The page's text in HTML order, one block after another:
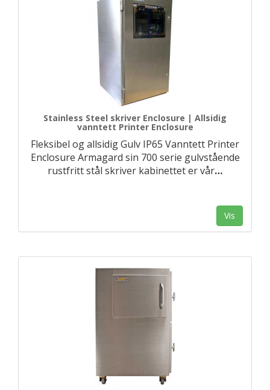
Stainless Steel skriver Enclosure | Allsidig
vanntett Printer Enclosure
Fleksibel og allsidig Gulv IP65 Vanntett Printer
Enclosure Armagard sin 700 serie gulvstående
rustfritt stål skriver kabinettet er vår…
Vis